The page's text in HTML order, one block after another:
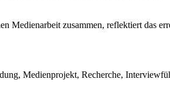
Medienarbeit zusammen, reflektiert
Medienprojekt, Recherche,